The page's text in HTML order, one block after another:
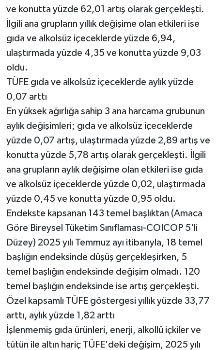
ve konutta yüzde 62,01 artış olarak gerçekleşti.
İlgili ana grupların yıllık değişime olan etkileri ise
gıda ve alkolsüz içeceklerde yüzde 6,94,
ulaştırmada yüzde 4,35 ve konutta yüzde 9,03
oldu.
TÜFE gıda ve alkolsüz içeceklerde aylık yüzde
0,07 arttı
En yüksek ağırlığa sahip 3 ana harcama grubunun
aylık değişimleri; gıda ve alkolsüz içeceklerde
yüzde 0,07 artış, ulaştırmada yüzde 2,89 artış ve
konutta yüzde 5,78 artış olarak gerçekleşti. İlgili
ana grupların aylık değişime olan etkileri ise gıda
ve alkolsüz içeceklerde yüzde 0,02, ulaştırmada
yüzde 0,45 ve konutta yüzde 0,95 oldu.
Endekste kapsanan 143 temel başlıktan (Amaca
Göre Bireysel Tüketim Sınıflaması-COICOP 5'li
Düzey) 2025 yılı Temmuz ayı itibarıyla, 18 temel
başlığın endeksinde düşüş gerçekleşirken, 5
temel başlığın endeksinde değişim olmadı. 120
temel başlığın endeksinde ise artış gerçekleşti.
Özel kapsamlı TÜFE göstergesi yıllık yüzde 33,77
arttı, aylık yüzde 1,82 arttı
İşlenmemiş gıda ürünleri, enerji, alkollü içkiler ve
tütün ile altın hariç TÜFE'deki değişim, 2025 yılı